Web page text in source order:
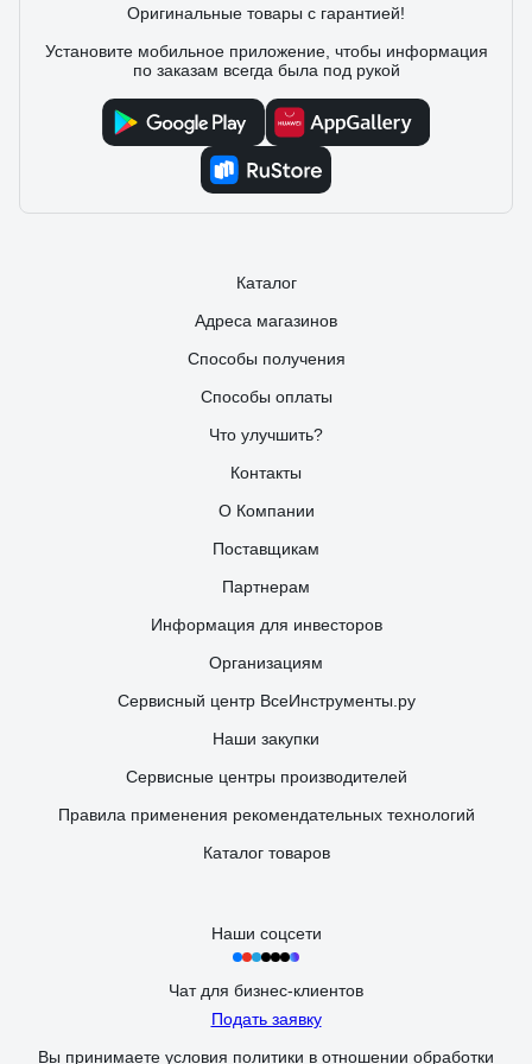
Отзыв о Royal Thermo AQUATEC INOX RTWX-
30.01.2023
Цена. Время нагрева 50 С, примерно минут 10 - 15.
Хорошая инструкция по установке, сделать можно все
самому. Присутствует тэн 2 кВ, но как с ним работает
Оригинальные товары с гарантией!
Установите мобильное приложение, чтобы информация
по заказам всегда была под рукой
Каталог
Адреса магазинов
Способы получения
Способы оплаты
Что улучшить?
Контакты
О Компании
Поставщикам
Партнерам
Информация для инвесторов
Организациям
Сервисный центр ВсеИнструменты.ру
Наши закупки
Сервисные центры производителей
Правила применения рекомендательных технологий
Каталог товаров
Наши соцсети
Чат для бизнес-клиентов
Подать заявку
Вы принимаете условия политики в отношении обработки